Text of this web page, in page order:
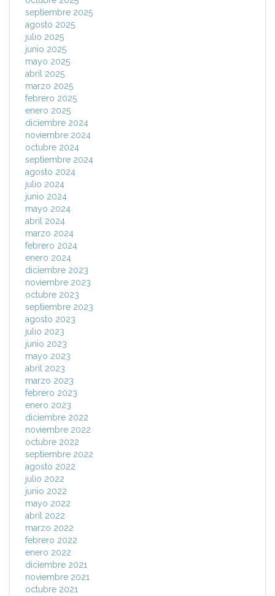
septiembre 2025
agosto 2025
julio 2025
junio 2025
mayo 2025
abril 2025
marzo 2025
febrero 2025
enero 2025
diciembre 2024
noviembre 2024
octubre 2024
septiembre 2024
agosto 2024
julio 2024
junio 2024
mayo 2024
abril 2024
marzo 2024
febrero 2024
enero 2024
diciembre 2023
noviembre 2023
octubre 2023
septiembre 2023
agosto 2023
julio 2023
junio 2023
mayo 2023
abril 2023
marzo 2023
febrero 2023
enero 2023
diciembre 2022
noviembre 2022
octubre 2022
septiembre 2022
agosto 2022
julio 2022
junio 2022
mayo 2022
abril 2022
marzo 2022
febrero 2022
enero 2022
diciembre 2021
noviembre 2021
octubre 2021